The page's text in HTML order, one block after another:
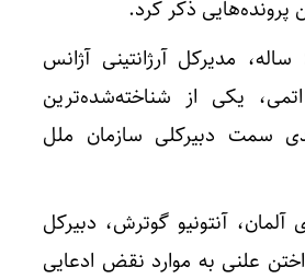
پرونده‌هایی ذکر کرد.
رافائل گروسی 65 ساله، مدیرکل آرژانتینی آژانس
اتمی، یکی از شناخته‌شده‌ترین
سمت دبیرکلی سازمان ملل
آلمان، آنتونیو گوترش، دبیرکل
علنی به موارد نقض ادعایی